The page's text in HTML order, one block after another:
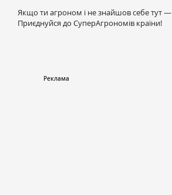
Якщо ти агроном і не знайшов себе тут —
Приєднуйся до СуперАгрономів країни!